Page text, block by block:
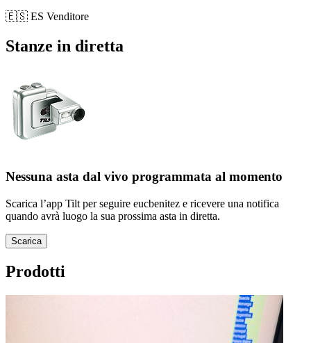
🇪🇸 ES Venditore
Stanze in diretta
Nessuna asta dal vivo programmata al momento
Scarica l’app Tilt per seguire eucbenitez e ricevere una notifica
quando avrà luogo la sua prossima asta in diretta.
Scarica
Prodotti